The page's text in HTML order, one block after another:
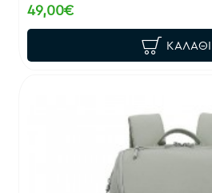
49,00€
ΚΑΛΆΘΙ